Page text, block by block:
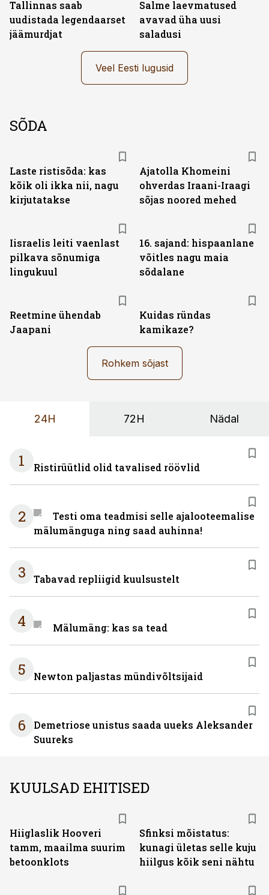
Tallinnas saab
uudistada legendaarset
jäämurdjat
Salme laevmatused
avavad üha uusi
saladusi
Veel Eesti lugusid
SÕDA
Laste ristisõda: kas
kõik oli ikka nii, nagu
kirjutatakse
Ajatolla Khomeini
ohverdas Iraani-Iraagi
sõjas noored mehed
Iisraelis leiti vaenlast
pilkava sõnumiga
lingukuul
16. sajand: hispaanlane
võitles nagu maia
sõdalane
Reetmine ühendab
Jaapani
Kuidas ründas
kamikaze?
Rohkem sõjast
24H 72H Nädal
1 Ristirüütlid olid tavalised röövlid
2
Testi oma teadmisi selle ajalooteemalise
mälumänguga ning saad auhinna!
3 Tabavad repliigid kuulsustelt
4 Mälumäng: kas sa tead
5 Newton paljastas mündivõltsijaid
6
Demetriose unistus saada uueks Aleksander
Suureks
KUULSAD EHITISED
Hiiglaslik Hooveri
tamm, maailma suurim
betoonklots
Sfinksi mõistatus:
kunagi ületas selle kuju
hiilgus kõik seni nähtu